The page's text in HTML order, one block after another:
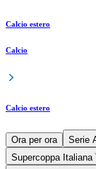
Calcio estero
Calcio
Calcio estero
Ora per ora Serie
Supercoppa Italiana